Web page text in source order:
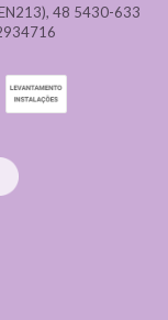
48 5430-633